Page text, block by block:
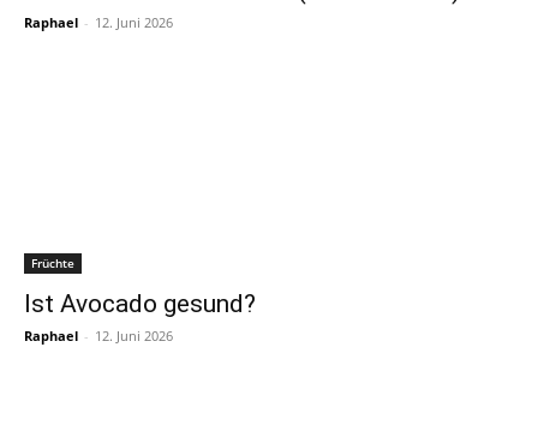
Raphael - 12. Juni 2026
Früchte
Ist Avocado gesund?
Raphael - 12. Juni 2026